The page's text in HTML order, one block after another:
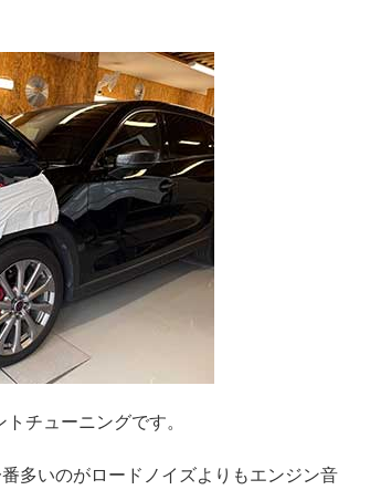
チューニングです。
多いのがロードノイズよりもエンジン音